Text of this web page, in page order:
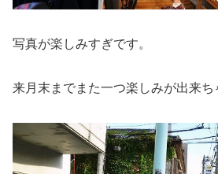
写真が楽しみすぎです。
来月末までまた一つ楽しみが出来ち